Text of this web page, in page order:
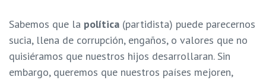
Sabemos que la política (partidista) puede parecernos
sucia, llena de corrupción, engaños, o valores que no
quisiéramos que nuestros hijos desarrollaran. Sin
embargo, queremos que nuestros países mejoren,